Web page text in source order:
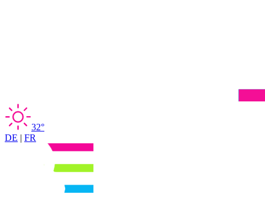
32°
DE | FR